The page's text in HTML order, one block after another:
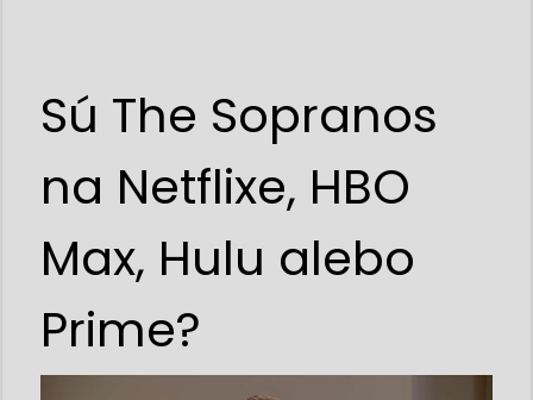
Sú The Sopranos
na Netflixe, HBO
Max, Hulu alebo
Prime?